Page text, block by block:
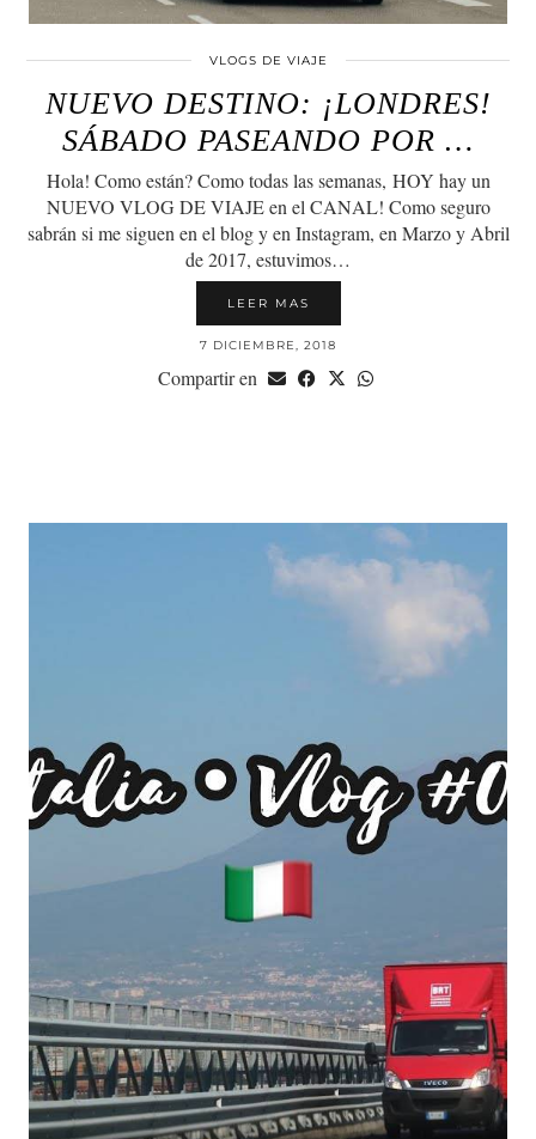
VLOGS DE VIAJE
NUEVO DESTINO: ¡LONDRES!
SÁBADO PASEANDO POR …
Hola! Como están? Como todas las semanas, HOY hay un
NUEVO VLOG DE VIAJE en el CANAL! Como seguro
sabrán si me siguen en el blog y en Instagram, en Marzo y Abril
de 2017, estuvimos…
LEER MAS
7 DICIEMBRE, 2018
Compartir en